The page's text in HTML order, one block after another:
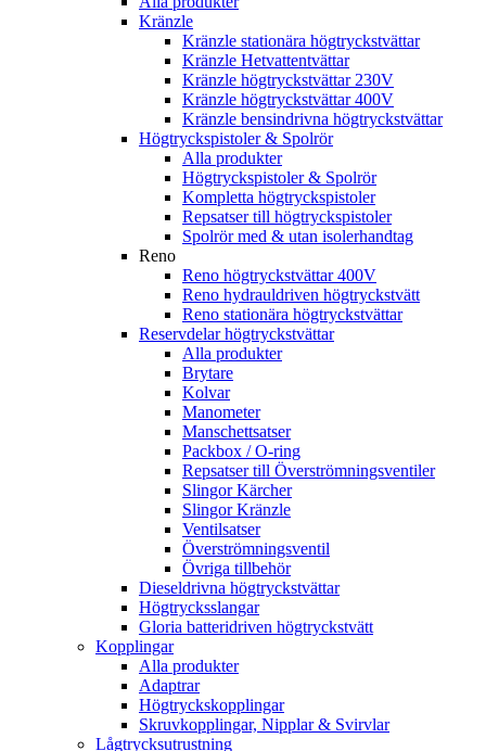
Kränzle
Kränzle stationära högtryckstvättar
Kränzle Hetvattentvättar
Kränzle högtryckstvättar 230V
Kränzle högtryckstvättar 400V
Kränzle bensindrivna högtryckstvättar
Högtryckspistoler & Spolrör
Alla produkter
Högtryckspistoler & Spolrör
Kompletta högtryckspistoler
Repsatser till högtryckspistoler
Spolrör med & utan isolerhandtag
Reno
Reno högtryckstvättar 400V
Reno hydrauldriven högtryckstvätt
Reno stationära högtryckstvättar
Reservdelar högtryckstvättar
Alla produkter
Brytare
Kolvar
Manometer
Manschettsatser
Packbox / O-ring
Repsatser till Överströmningsventiler
Slingor Kärcher
Slingor Kränzle
Ventilsatser
Överströmningsventil
Övriga tillbehör
Dieseldrivna högtryckstvättar
Högtrycksslangar
Gloria batteridriven högtryckstvätt
Kopplingar
Alla produkter
Adaptrar
Högtryckskopplingar
Skruvkopplingar, Nipplar & Svirvlar
Lågtrycksutrustning